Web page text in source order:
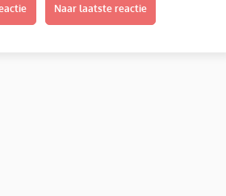
Naar laatste reactie